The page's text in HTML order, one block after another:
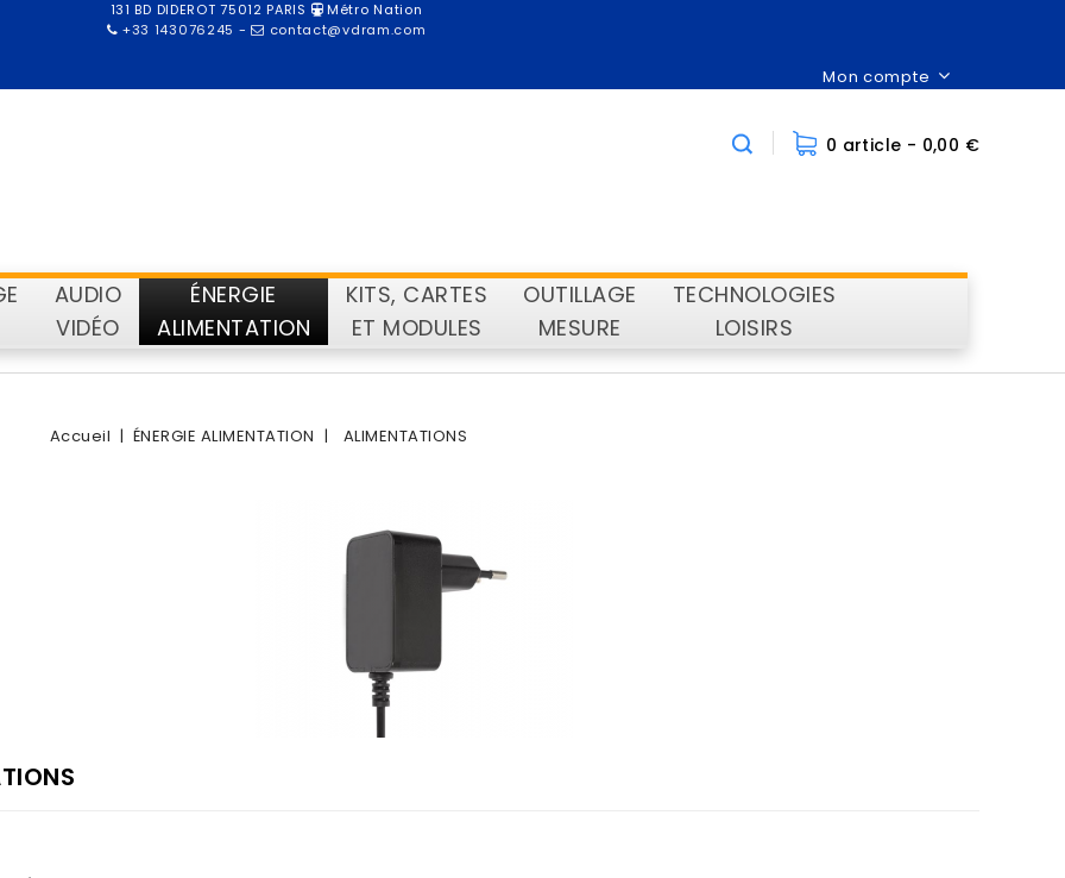
131 BD DIDEROT 75012 PARIS
Métro Nation
+33 143076245 - contact@vdram.com
Mon compte
0 article - 0,00 €
AUDIO
VIDÉO
ÉNERGIE
ALIMENTATION
KITS, CARTES
ET MODULES
OUTILLAGE
MESURE
TECHNOLOGIES
LOISIRS
Accueil ÉNERGIE ALIMENTATION ALIMENTATIONS